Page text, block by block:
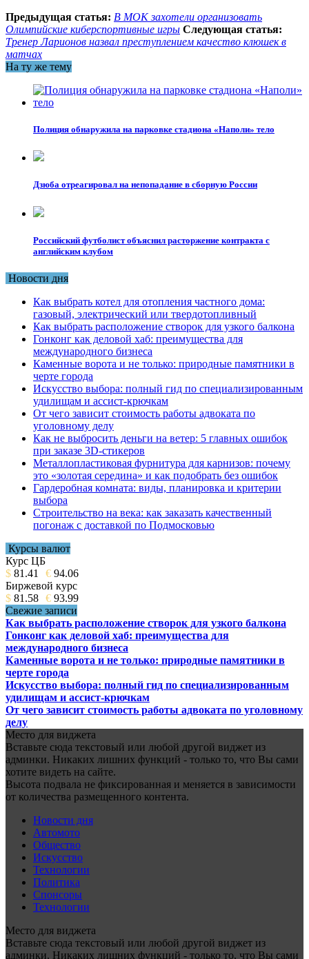
Предыдущая статья: В МОК захотели организовать
Олимпийские киберспортивные игры Следующая статья:
Тренер Ларионов назвал преступлением качество клюшек в
матчах
На ту же тему
Полиция обнаружила на парковке стадиона «Наполи» тело
Дзюба отреагировал на непопадание в сборную России
Российский футболист объяснил расторжение контракта с
английским клубом
Новости дня
Как выбрать котел для отопления частного дома:
газовый, электрический или твердотопливный
Как выбрать расположение створок для узкого балкона
Гонконг как деловой хаб: преимущества для
международного бизнеса
Каменные ворота и не только: природные памятники в
черте города
Искусство выбора: полный гид по специализированным
удилищам и ассист-крючкам
От чего зависит стоимость работы адвоката по
уголовному делу
Как не выбросить деньги на ветер: 5 главных ошибок
при заказе 3D-стикеров
Металлопластиковая фурнитура для карнизов: почему
это «золотая середина» и как подобрать без ошибок
Гардеробная комната: виды, планировка и критерии
выбора
Строительство на века: как заказать качественный
погонаж с доставкой по Подмосковью
Курсы валют
Курс ЦБ
$ 81.41 € 94.06
Биржевой курс
$ 81.58 € 93.99
Свежие записи
Как выбрать расположение створок для узкого балкона
Гонконг как деловой хаб: преимущества для
международного бизнеса
Каменные ворота и не только: природные памятники в
черте города
Искусство выбора: полный гид по специализированным
удилищам и ассист-крючкам
От чего зависит стоимость работы адвоката по уголовному
делу
Место для виджета
Вставьте сюда текстовый или любой другой виджет из
админки. Никаких лишних функций - только то, что Вы сами
хотите видеть на сайте.
Высота подвала не фиксированная и меняется в зависимости
от количества размещенного контента.
Новости дня
Автомото
Общество
Искусство
Технологии
Политика
Спонсоры
Технологии
Место для виджета
Вставьте сюда текстовый или любой другой виджет из
админки. Никаких лишних функций - только то, что Вы сами